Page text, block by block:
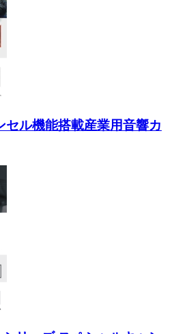
セル機能搭載産業用音響カ